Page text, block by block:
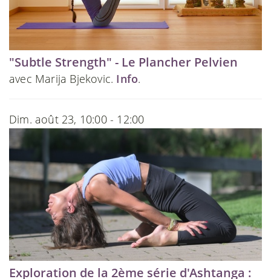
"Subtle Strength" - Le Plancher Pelvien
avec Marija Bjekovic. Info.
Dim. août 23, 10:00 - 12:00
Exploration de la 2ème série d'Ashtanga :